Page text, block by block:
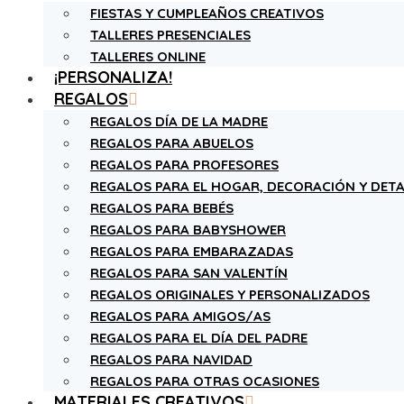
FIESTAS Y CUMPLEAÑOS CREATIVOS
TALLERES PRESENCIALES
TALLERES ONLINE
¡PERSONALIZA!
REGALOS
REGALOS DÍA DE LA MADRE
REGALOS PARA ABUELOS
REGALOS PARA PROFESORES
REGALOS PARA EL HOGAR, DECORACIÓN Y
REGALOS PARA BEBÉS
REGALOS PARA BABYSHOWER
REGALOS PARA EMBARAZADAS
REGALOS PARA SAN VALENTÍN
REGALOS ORIGINALES Y PERSONALIZADOS
REGALOS PARA AMIGOS/AS
REGALOS PARA EL DÍA DEL PADRE
REGALOS PARA NAVIDAD
REGALOS PARA OTRAS OCASIONES